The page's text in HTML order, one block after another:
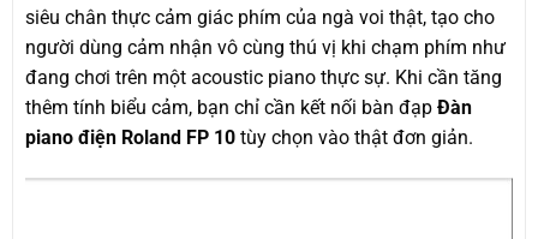
siêu chân thực cảm giác phím của ngà voi thật, tạo cho
người dùng cảm nhận vô cùng thú vị khi chạm phím như
đang chơi trên một acoustic piano thực sự. Khi cần tăng
thêm tính biểu cảm, bạn chỉ cần kết nối bàn đạp Đàn
piano điện Roland FP 10 tùy chọn vào thật đơn giản.